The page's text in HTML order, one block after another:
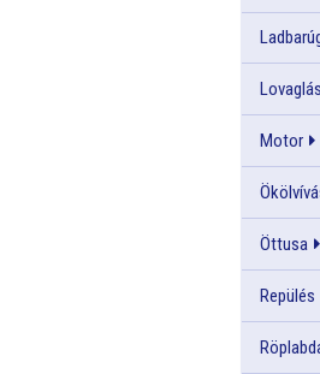
Lovaglás
Motor
Öttusa
Repülés